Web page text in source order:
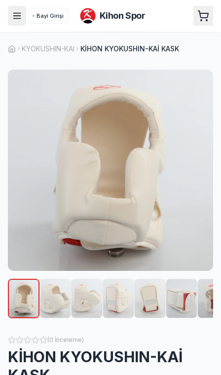
Bayi Girişi Kihon Spor
KYOKUSHIN-KAI KİHON KYOKUSHIN-KAİ KASK
(0 İnceleme)
KİHON KYOKUSHIN-KAİ